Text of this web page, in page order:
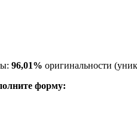
96,01% оригинальности
форму: